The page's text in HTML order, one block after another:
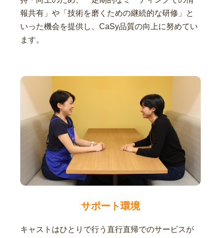
報共有」や「技術を磨くための継続的な研修」と
いった機会を提供し、CaSy品質の向上に努めてい
ます。
サポート環境
キャストはひとりで行う直行直帰でのサービスが